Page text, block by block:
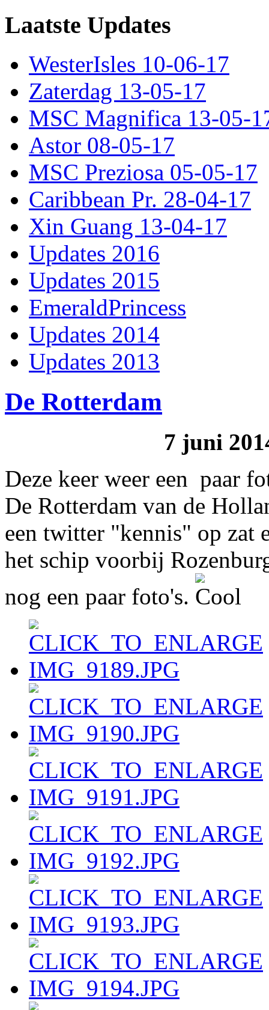
Laatste Updates
WesterIsles 10-06-17
Zaterdag 13-05-17
MSC Magnifica 13-05-
Astor 08-05-17
MSC Preziosa 05-05-17
Caribbean Pr. 28-04-17
Xin Guang 13-04-17
Updates 2016
Updates 2015
EmeraldPrincess
Updates 2014
Updates 2013
De Rotterdam
7 juni
Deze keer weer een paar
De Rotterdam van de
een twitter "kennis" op zat
het schip voorbij
nog een paar foto's.